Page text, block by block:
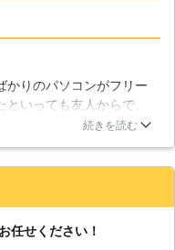
をたくさん頂きました。
ビス事務所では、さまざま
トラブルでお困りの方のお
く、安心の格安料金での出
サービス(パソコン修理、
コン環境づくり！」に全力
せていただきます。どう
かりのパソコンがフリー
いっても友人からで、
め、業者さんを探して依
。私がパソコンのこと
りますが、わかるよう
続きを読む
任せください！